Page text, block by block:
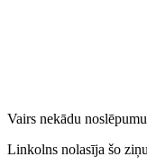
Vairs nekādu
Linkolns nolasīja šo